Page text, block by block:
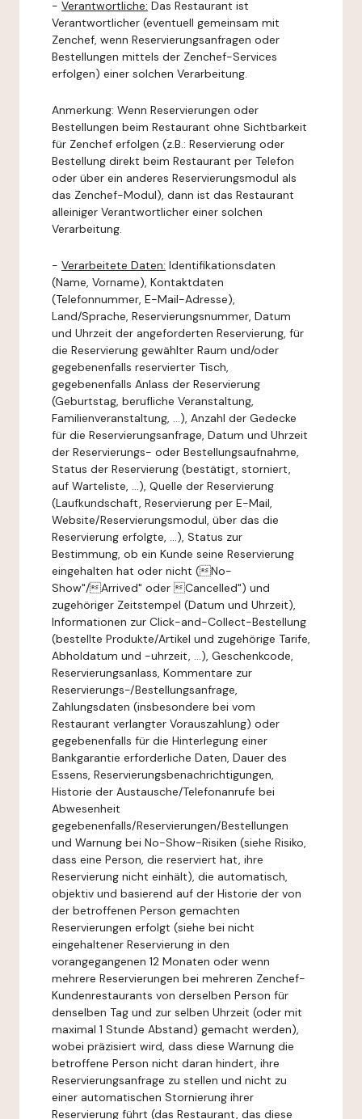
- Verantwortliche: Das Restaurant ist
Verantwortlicher (eventuell gemeinsam mit
Zenchef, wenn Reservierungsanfragen oder
Bestellungen mittels der Zenchef-Services
erfolgen) einer solchen Verarbeitung.
Anmerkung: Wenn Reservierungen oder
Bestellungen beim Restaurant ohne Sichtbarkeit
für Zenchef erfolgen (z.B.: Reservierung oder
Bestellung direkt beim Restaurant per Telefon
oder über ein anderes Reservierungsmodul als
das Zenchef-Modul), dann ist das Restaurant
alleiniger Verantwortlicher einer solchen
Verarbeitung.
- Verarbeitete Daten: Identifikationsdaten
(Name, Vorname), Kontaktdaten
(Telefonnummer, E-Mail-Adresse),
Land/Sprache, Reservierungsnummer, Datum
und Uhrzeit der angeforderten Reservierung, für
die Reservierung gewählter Raum und/oder
gegebenenfalls reservierter Tisch,
gegebenenfalls Anlass der Reservierung
(Geburtstag, berufliche Veranstaltung,
Familienveranstaltung, ...), Anzahl der Gedecke
für die Reservierungsanfrage, Datum und Uhrzeit
der Reservierungs- oder Bestellungsaufnahme,
Status der Reservierung (bestätigt, storniert,
auf Warteliste, ...), Quelle der Reservierung
(Laufkundschaft, Reservierung per E-Mail,
Website/Reservierungsmodul, über das die
Reservierung erfolgte, ...), Status zur
Bestimmung, ob ein Kunde seine Reservierung
eingehalten hat oder nicht (No-
Show"/Arrived" oder Cancelled") und
zugehöriger Zeitstempel (Datum und Uhrzeit),
Informationen zur Click-and-Collect-Bestellung
(bestellte Produkte/Artikel und zugehörige Tarife,
Abholdatum und -uhrzeit, ...), Geschenkcode,
Reservierungsanlass, Kommentare zur
Reservierungs-/Bestellungsanfrage,
Zahlungsdaten (insbesondere bei vom
Restaurant verlangter Vorauszahlung) oder
gegebenenfalls für die Hinterlegung einer
Bankgarantie erforderliche Daten, Dauer des
Essens, Reservierungsbenachrichtigungen,
Historie der Austausche/Telefonanrufe bei
Abwesenheit
gegebenenfalls/Reservierungen/Bestellungen
und Warnung bei No-Show-Risiken (siehe Risiko,
dass eine Person, die reserviert hat, ihre
Reservierung nicht einhält), die automatisch,
objektiv und basierend auf der Historie der von
der betroffenen Person gemachten
Reservierungen erfolgt (siehe bei nicht
eingehaltener Reservierung in den
vorangegangenen 12 Monaten oder wenn
mehrere Reservierungen bei mehreren Zenchef-
Kundenrestaurants von derselben Person für
denselben Tag und zur selben Uhrzeit (oder mit
maximal 1 Stunde Abstand) gemacht werden),
wobei präzisiert wird, dass diese Warnung die
betroffene Person nicht daran hindert, ihre
Reservierungsanfrage zu stellen und nicht zu
einer automatischen Stornierung ihrer
Reservierung führt (das Restaurant, das diese